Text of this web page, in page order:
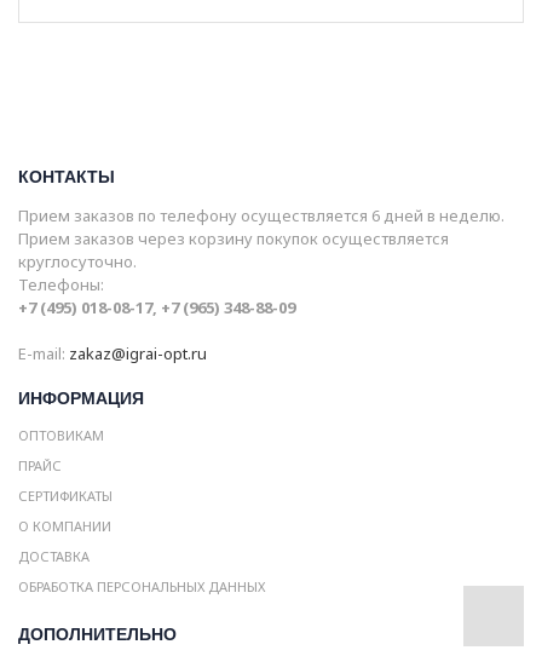
КОНТАКТЫ
Прием заказов по телефону осуществляется 6 дней в неделю.
Прием заказов через корзину покупок осуществляется
круглосуточно.
Телефоны:
+7 (495) 018-08-17, +7 (965) 348-88-09
E-mail: zakaz@igrai-opt.ru
ИНФОРМАЦИЯ
ОПТОВИКАМ
ПРАЙС
СЕРТИФИКАТЫ
О КОМПАНИИ
ДОСТАВКА
ОБРАБОТКА ПЕРСОНАЛЬНЫХ ДАННЫХ
ДОПОЛНИТЕЛЬНО